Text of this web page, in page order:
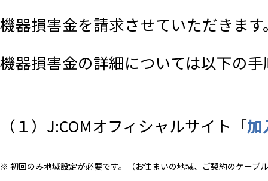
機器損害金を請求させていただきます
機器損害金の詳細については以下の
（１）J:COMオフィシャルサイト「加
※ 初回のみ地域設定が必要です。（お住まいの地域、ご契約のケーブ